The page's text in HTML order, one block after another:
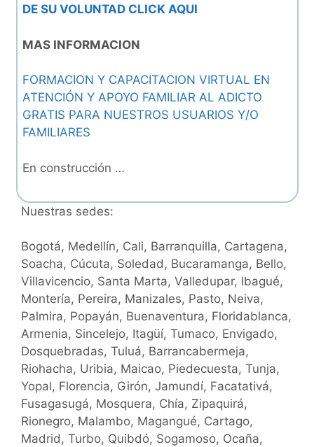
DE SU VOLUNTAD CLICK AQUI
MAS INFORMACION
FORMACION Y CAPACITACION VIRTUAL EN
ATENCIÓN Y APOYO FAMILIAR AL ADICTO
GRATIS PARA NUESTROS USUARIOS Y/O
FAMILIARES
En construcción …
Nuestras sedes:
Bogotá, Medellín, Cali, Barranquilla, Cartagena,
Soacha, Cúcuta, Soledad, Bucaramanga, Bello,
Villavicencio, Santa Marta, Valledupar, Ibagué,
Montería, Pereira, Manizales, Pasto, Neiva,
Palmira, Popayán, Buenaventura, Floridablanca,
Armenia, Sincelejo, Itagüí, Tumaco, Envigado,
Dosquebradas, Tuluá, Barrancabermeja,
Riohacha, Uribia, Maicao, Piedecuesta, Tunja,
Yopal, Florencia, Girón, Jamundí, Facatativá,
Fusagasugá, Mosquera, Chía, Zipaquirá,
Rionegro, Malambo, Magangué, Cartago,
Madrid, Turbo, Quibdó, Sogamoso, Ocaña,